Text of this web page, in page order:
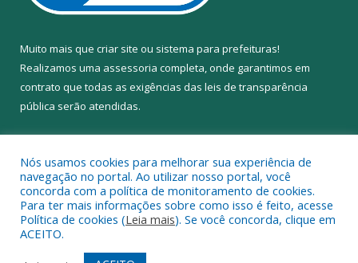
Muito mais que criar site ou sistema para prefeituras!
Realizamos uma assessoria completa, onde garantimos em
contrato que todas as exigências das leis de transparência
pública serão atendidas.
Todos os direitos reservados a Câmara Municipal de Anapu.
Nós usamos cookies para melhorar sua experiência de
navegação no portal. Ao utilizar nosso portal, você
concorda com a política de monitoramento de cookies.
Para ter mais informações sobre como isso é feito, acesse
Política de cookies (Leia mais). Se você concorda, clique em
ACEITO.